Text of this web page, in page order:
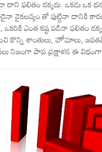
దాని ఫలితం దక్కదు. ఒకడు ఒక
వైకలవ్యం తో పుట్టినా దానికి
ఎంత కష్ట పడినా ఫలితం
కొన్ని శాంతులు, హోమాలు,
నిజంగా పాప ప్రక్షాళన ఈ విధంగా